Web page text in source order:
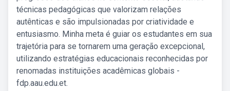
técnicas pedagógicas que valorizam relações
autênticas e são impulsionadas por criatividade e
entusiasmo. Minha meta é guiar os estudantes em sua
trajetória para se tornarem uma geração excepcional,
utilizando estratégias educacionais reconhecidas por
renomadas instituições acadêmicas globais -
fdp.aau.edu.et.